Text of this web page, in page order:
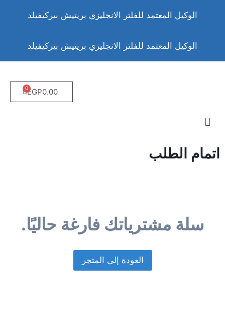
الوكيل المعتمد للفلتر الانجليزي بريتيش بيركيفيلد
الوكيل المعتمد للفلتر الانجليزي بريتيش بيركيفيلد
EGP0.00
اتمام الطلب
سلة مشترياتك فارغة حاليًا.
العودة إلى المتجر